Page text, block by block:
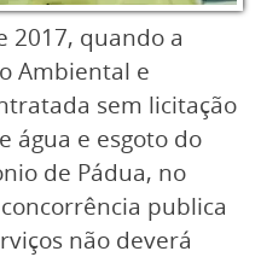
2017, quando a
Ambiental e
sem licitação
água e esgoto do
de Pádua, no
publica
não deverá